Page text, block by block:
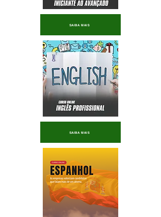
SAIBA MAIS
SAIBA MAIS